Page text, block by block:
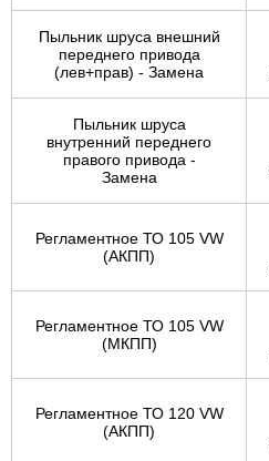
Пыльник шруса внешний
переднего привода
(лев+прав) - Замена
Пыльник шруса
внутренний переднего
правого привода -
Замена
Регламентное ТО 105 VW
(АКПП)
Регламентное ТО 105 VW
(МКПП)
Регламентное ТО 120 VW
(АКПП)